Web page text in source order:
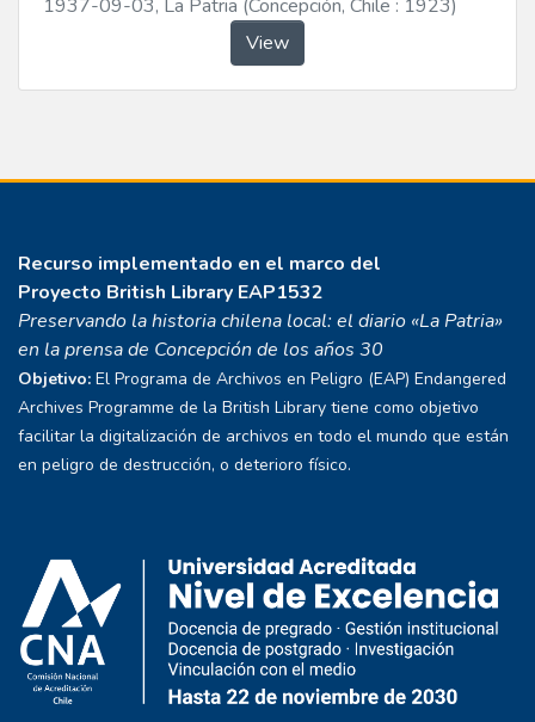
1937-09-03, La Patria (Concepción, Chile : 1923)
View
Recurso implementado en el marco del
Proyecto British Library EAP1532
Preservando la historia chilena local: el diario «La Patria»
en la prensa de Concepción de los años 30
Objetivo: El Programa de Archivos en Peligro (EAP) Endangered
Archives Programme de la British Library tiene como objetivo
facilitar la digitalización de archivos en todo el mundo que están
en peligro de destrucción, o deterioro físico.